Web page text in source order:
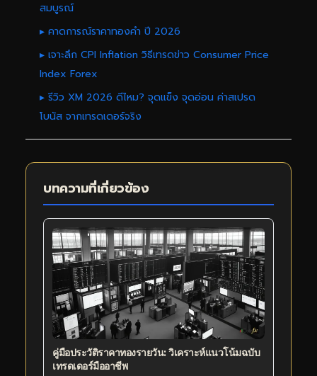
สมบูรณ์
▸ คาดการณ์ราคาทองคำ ปี 2026
▸ เจาะลึก CPI Inflation วิธีเทรดข่าว Consumer Price
Index Forex
▸ รีวิว XM 2026 ดีไหม? จุดแข็ง จุดอ่อน ค่าสเปรด
โบนัส จากเทรดเดอร์จริง
บทความที่เกี่ยวข้อง
คู่มือประวัติราคาทองรายวัน: วิเคราะห์แนวโน้มฉบับ
เทรดเดอร์มืออาชีพ